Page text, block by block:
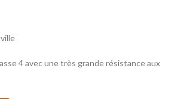
4 avec une très grande résistance aux